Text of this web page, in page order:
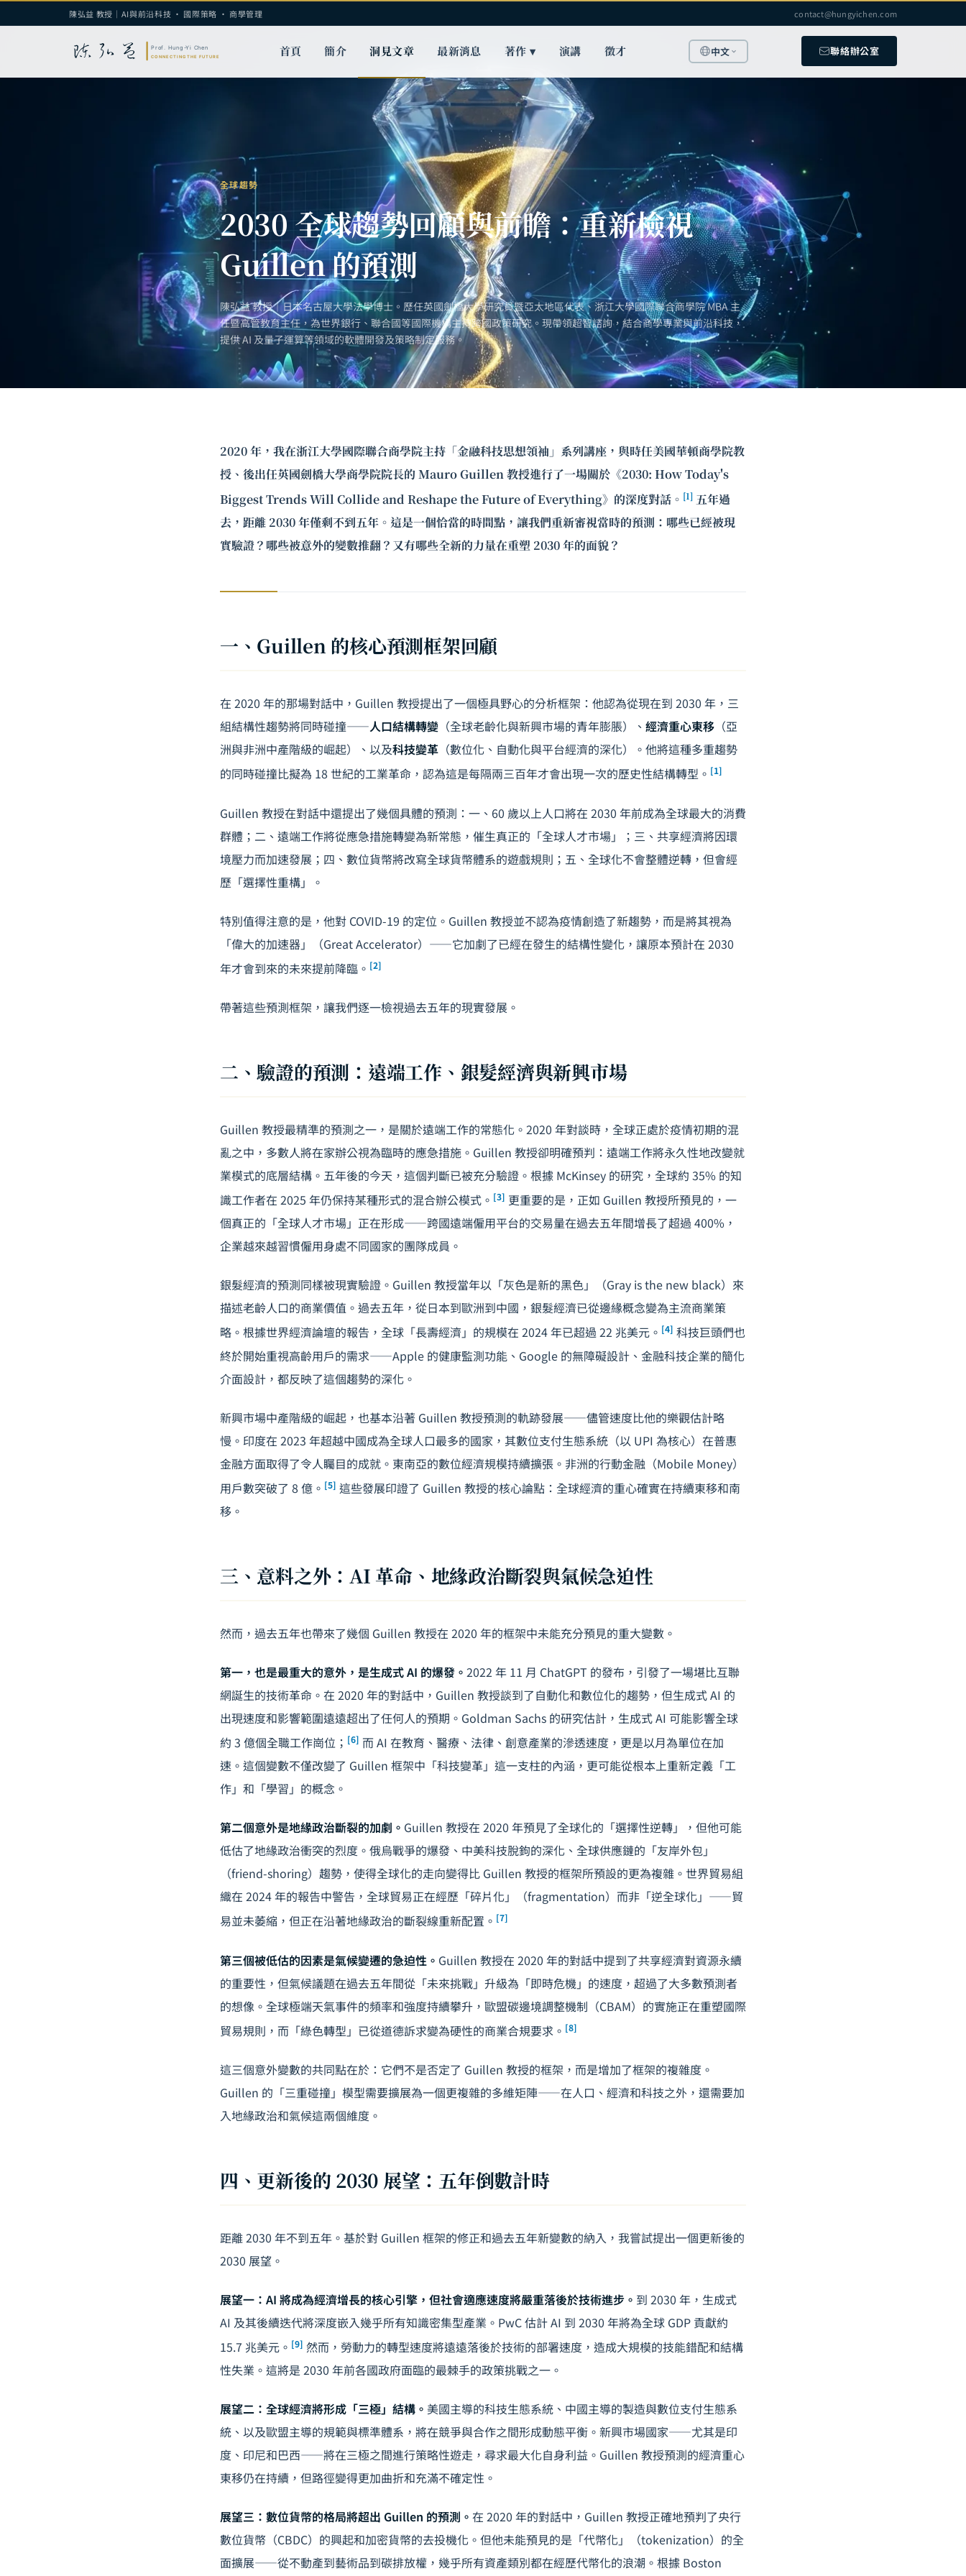
陳弘益 教授｜AI與前沿科技 · 國際策略 · 商學管理 contact@hungyichen.com
首頁 簡介 洞見文章 最新消息 著作 ▾ 演講 徵才 中文 聯絡辦公室
全球趨勢
2030 全球趨勢回顧與前瞻：重新檢視
Guillen 的預測
陳弘益 教授｜日本名古屋大學法學博士。歷任英國劍橋大學研究員暨亞太地區代表、浙江大學國際聯合商學院 MBA 主
任暨高管教育主任，為世界銀行、聯合國等國際機構主持跨國政策研究。現帶領超智諮詢，結合商學專業與前沿科技，
提供 AI 及量子運算等領域的軟體開發及策略制定服務。
2020 年，我在浙江大學國際聯合商學院主持「金融科技思想領袖」系列講座，與時任美國華頓商學院教
授、後出任英國劍橋大學商學院院長的Mauro Guillen教授進行了一場關於《2030: How Today's
Biggest Trends Will Collide and Reshape the Future of Everything》的深度對話。 [1] 五年過
去，距離 2030 年僅剩不到五年。這是一個恰當的時間點，讓我們重新審視當時的預測：哪些已經被現
實驗證？哪些被意外的變數推翻？又有哪些全新的力量在重塑 2030 年的面貌？
一、Guillen 的核心預測框架回顧
在 2020 年的那場對話中，Guillen 教授提出了一個極具野心的分析框架：他認為從現在到 2030 年，三
組結構性趨勢將同時碰撞——人口結構轉變 （全球老齡化與新興市場的青年膨脹）、 經濟重心東移 （亞
洲與非洲中產階級的崛起）、以及科技變革 （數位化、自動化與平台經濟的深化）。他將這種多重趨勢
的同時碰撞比擬為 18 世紀的工業革命，認為這是每隔兩三百年才會出現一次的歷史性結構轉型。 [1]
Guillen 教授在對話中還提出了幾個具體的預測：一、60 歲以上人口將在 2030 年前成為全球最大的消費
群體；二、遠端工作將從應急措施轉變為新常態，催生真正的「全球人才市場」；三、共享經濟將因環
境壓力而加速發展；四、數位貨幣將改寫全球貨幣體系的遊戲規則；五、全球化不會整體逆轉，但會經
歷「選擇性重構」。
特別值得注意的是，他對 COVID-19 的定位。Guillen 教授並不認為疫情創造了新趨勢，而是將其視為
「偉大的加速器」（Great Accelerator）——它加劇了已經在發生的結構性變化，讓原本預計在 2030
年才會到來的未來提前降臨。 [2]
帶著這些預測框架，讓我們逐一檢視過去五年的現實發展。
二、驗證的預測：遠端工作、銀髮經濟與新興市場
Guillen 教授最精準的預測之一，是關於遠端工作的常態化。2020 年對談時，全球正處於疫情初期的混
亂之中，多數人將在家辦公視為臨時的應急措施。Guillen 教授卻明確預判：遠端工作將永久性地改變就
業模式的底層結構。五年後的今天，這個判斷已被充分驗證。根據 McKinsey 的研究，全球約 35% 的知
識工作者在 2025 年仍保持某種形式的混合辦公模式。 [3] 更重要的是，正如 Guillen 教授所預見的，一
個真正的「全球人才市場」正在形成——跨國遠端僱用平台的交易量在過去五年間增長了超過 400%，
企業越來越習慣僱用身處不同國家的團隊成員。
銀髮經濟的預測同樣被現實驗證。Guillen 教授當年以「灰色是新的黑色」（Gray is the new black）來
描述老齡人口的商業價值。過去五年，從日本到歐洲到中國，銀髮經濟已從邊緣概念變為主流商業策
略。根據世界經濟論壇的報告，全球「長壽經濟」的規模在 2024 年已超過 22 兆美元。 [4] 科技巨頭們也
終於開始重視高齡用戶的需求——Apple 的健康監測功能、Google 的無障礙設計、金融科技企業的簡化
介面設計，都反映了這個趨勢的深化。
新興市場中產階級的崛起，也基本沿著 Guillen 教授預測的軌跡發展——儘管速度比他的樂觀估計略
慢。印度在 2023 年超越中國成為全球人口最多的國家，其數位支付生態系統（以 UPI 為核心）在普惠
金融方面取得了令人矚目的成就。東南亞的數位經濟規模持續擴張。非洲的行動金融（Mobile Money）
用戶數突破了 8 億。 [5] 這些發展印證了 Guillen 教授的核心論點：全球經濟的重心確實在持續東移和南
移。
三、意料之外：AI 革命、地緣政治斷裂與氣候急迫性
然而，過去五年也帶來了幾個 Guillen 教授在 2020 年的框架中未能充分預見的重大變數。
第一，也是最重大的意外，是生成式 AI 的爆發。 2022 年 11 月 ChatGPT 的發布，引發了一場堪比互聯
網誕生的技術革命。在 2020 年的對話中，Guillen 教授談到了自動化和數位化的趨勢，但生成式 AI 的
出現速度和影響範圍遠遠超出了任何人的預期。Goldman Sachs 的研究估計，生成式 AI 可能影響全球
約 3 億個全職工作崗位； [6] 而 AI 在教育、醫療、法律、創意產業的滲透速度，更是以月為單位在加
速。這個變數不僅改變了 Guillen 框架中「科技變革」這一支柱的內涵，更可能從根本上重新定義「工
作」和「學習」的概念。
第二個意外是地緣政治斷裂的加劇。 Guillen 教授在 2020 年預見了全球化的「選擇性逆轉」，但他可能
低估了地緣政治衝突的烈度。俄烏戰爭的爆發、中美科技脫鉤的深化、全球供應鏈的「友岸外包」
（friend-shoring）趨勢，使得全球化的走向變得比 Guillen 教授的框架所預設的更為複雜。世界貿易組
織在 2024 年的報告中警告，全球貿易正在經歷「碎片化」（fragmentation）而非「逆全球化」——貿
易並未萎縮，但正在沿著地緣政治的斷裂線重新配置。 [7]
第三個被低估的因素是氣候變遷的急迫性。 Guillen 教授在 2020 年的對話中提到了共享經濟對資源永續
的重要性，但氣候議題在過去五年間從「未來挑戰」升級為「即時危機」的速度，超過了大多數預測者
的想像。全球極端天氣事件的頻率和強度持續攀升，歐盟碳邊境調整機制（CBAM）的實施正在重塑國際
貿易規則，而「綠色轉型」已從道德訴求變為硬性的商業合規要求。 [8]
這三個意外變數的共同點在於：它們不是否定了 Guillen 教授的框架，而是增加了框架的複雜度。
Guillen 的「三重碰撞」模型需要擴展為一個更複雜的多維矩陣——在人口、經濟和科技之外，還需要加
入地緣政治和氣候這兩個維度。
四、更新後的 2030 展望：五年倒數計時
距離 2030 年不到五年。基於對 Guillen 框架的修正和過去五年新變數的納入，我嘗試提出一個更新後的
2030 展望。
展望一：AI 將成為經濟增長的核心引擎，但社會適應速度將嚴重落後於技術進步。 到 2030 年，生成式
AI 及其後續迭代將深度嵌入幾乎所有知識密集型產業。PwC 估計 AI 到 2030 年將為全球 GDP 貢獻約
15.7 兆美元。 [9] 然而，勞動力的轉型速度將遠遠落後於技術的部署速度，造成大規模的技能錯配和結構
性失業。這將是 2030 年前各國政府面臨的最棘手的政策挑戰之一。
展望二：全球經濟將形成「三極」結構。 美國主導的科技生態系統、中國主導的製造與數位支付生態系
統、以及歐盟主導的規範與標準體系，將在競爭與合作之間形成動態平衡。新興市場國家——尤其是印
度、印尼和巴西——將在三極之間進行策略性遊走，尋求最大化自身利益。Guillen 教授預測的經濟重心
東移仍在持續，但路徑變得更加曲折和充滿不確定性。
展望三：數位貨幣的格局將超出 Guillen 的預測。 在 2020 年的對話中，Guillen 教授正確地預判了央行
數位貨幣 （CBDC）的興起和加密貨幣的去投機化。但他未能預見的是「代幣化」（tokenization）的全
面擴展——從不動產到藝術品到碳排放權，幾乎所有資產類別都在經歷代幣化的浪潮。根據 Boston